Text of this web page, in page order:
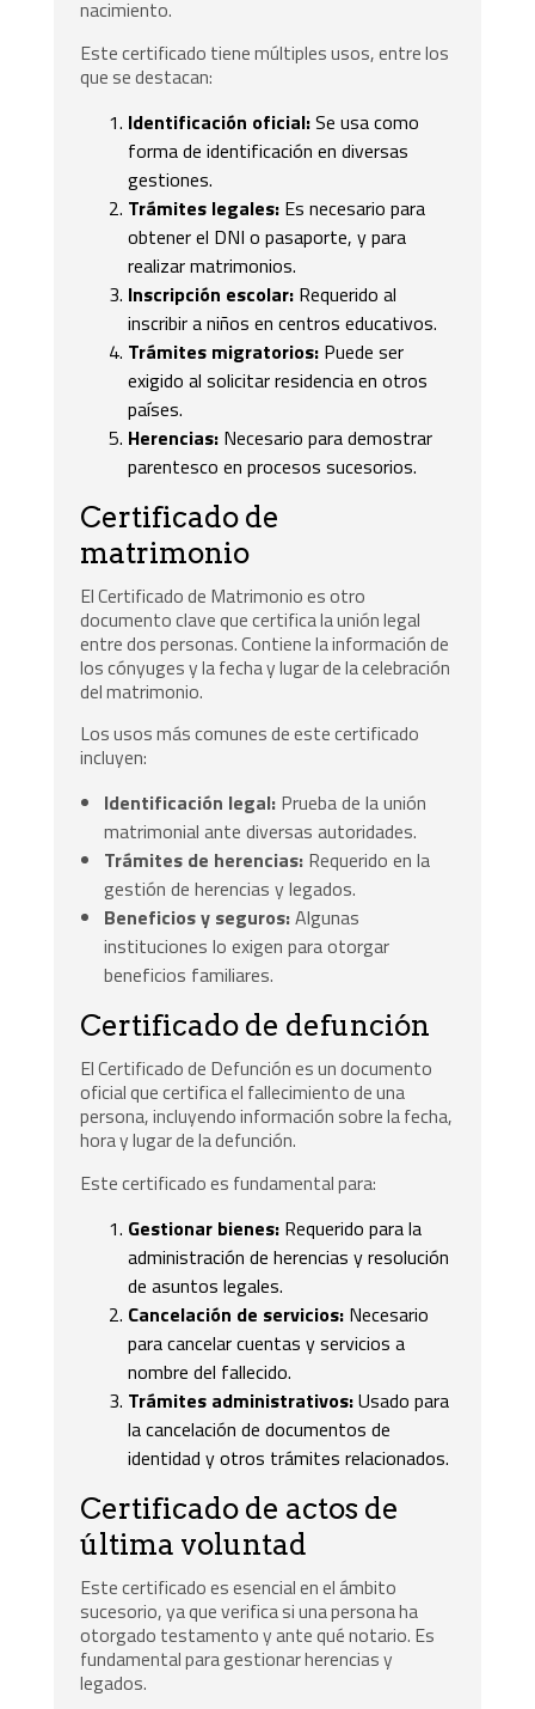
nacimiento.
Este certificado tiene múltiples usos, entre los
que se destacan:
Identificación oficial:Se usa como
forma de identificación en diversas
gestiones.
Trámites legales: Es necesario para
obtener el DNI o pasaporte, y para
realizar matrimonios.
Inscripción escolar: Requerido al
inscribir a niños en centros educativos.
Trámites migratorios: Puede ser
exigido al solicitar residencia en otros
países.
Herencias: Necesario para demostrar
parentesco en procesos sucesorios.
Certificado de
matrimonio
El Certificado de Matrimonio es otro
documento clave que certifica la unión legal
entre dos personas. Contiene la información de
los cónyuges y la fecha y lugar de la celebración
del matrimonio.
Los usos más comunes de este certificado
incluyen:
Identificación legal: Prueba de la unión
matrimonial ante diversas autoridades.
Trámites de herencias: Requerido en la
gestión de herencias y legados.
Beneficios y seguros:Algunas
instituciones lo exigen para otorgar
beneficios familiares.
Certificado de defunción
El Certificado de Defunción es un documento
oficial que certifica el fallecimiento de una
persona, incluyendo información sobre la fecha,
hora y lugar de la defunción.
Este certificado es fundamental para:
Gestionar bienes: Requerido para la
administración de herencias y resolución
de asuntos legales.
Cancelación de servicios: Necesario
para cancelar cuentas y servicios a
nombre del fallecido.
Trámites administrativos:Usado para
la cancelación de documentos de
identidad y otros trámites relacionados.
Certificado de actos de
última voluntad
Este certificado es esencial en el ámbito
sucesorio, ya que verifica si una persona ha
otorgado testamento y ante qué notario. Es
fundamental para gestionar herencias y
legados.